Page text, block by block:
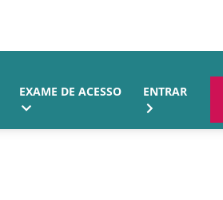
EXAME DE ACESSO ENTRAR